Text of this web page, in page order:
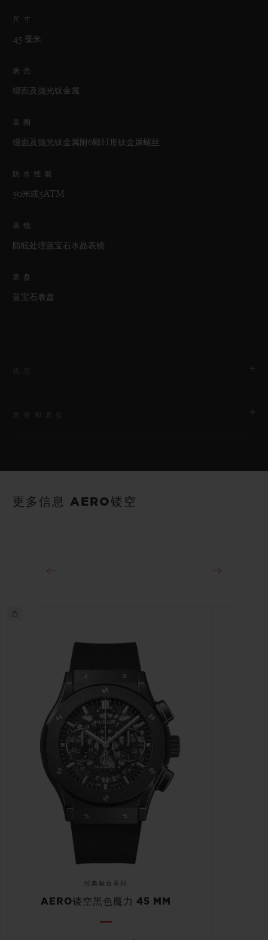
尺寸
45 毫米
表壳
缎面及抛光钛金属
表圈
缎面及抛光钛金属附6颗H形钛金属螺丝
防水性能
50米或5ATM
表镜
防眩处理蓝宝石水晶表镜
表盘
蓝宝石表盘
42小时
表带
更多信息 AERO镂空
经典融合系列
AERO镂空黑色魔力 45 MM